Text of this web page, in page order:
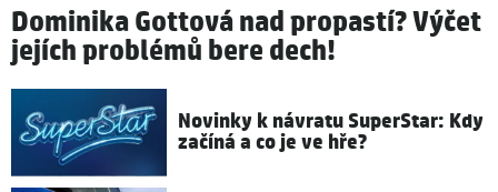
Dominika Gottová nad propastí? Výčet
jejích problémů bere dech!
Novinky k návratu SuperStar: Kdy
začíná a co je ve hře?